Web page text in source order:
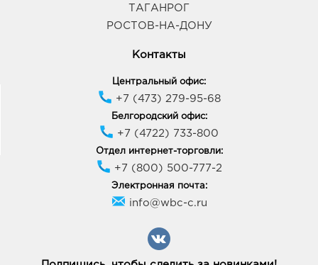
ТАГАНРОГ
РОСТОВ-НА-ДОНУ
Контакты
Центральный офис:
+7 (473) 279-95-68
Белгородский офис:
+7 (4722) 733-800
Отдел интернет-торговли:
+7 (800) 500-777-2
Электронная почта:
info@wbc-c.ru